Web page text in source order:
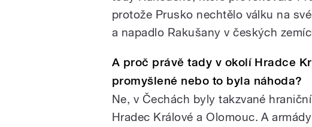
protože Prusko nechtělo válku na
a napadlo Rakušany v českých
A proč právě tady v okolí Hradce
promyšlené nebo to byla náhoda?
Ne, v Čechách byly takzvané
Hradec Králové a Olomouc. A